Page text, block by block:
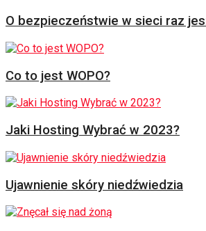
O bezpieczeństwie w sieci raz
Co to jest WOPO?
Jaki Hosting Wybrać w 2023?
Ujawnienie skóry niedźwiedzia